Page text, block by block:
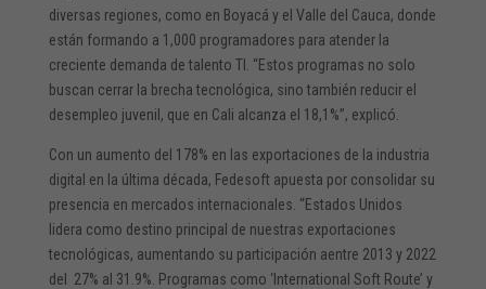
diversas regiones, como en Boyacá y el Valle del Cauca, donde
están formando a 1,000 programadores para atender la
creciente demanda de talento TI. “Estos programas no solo
buscan cerrar la brecha tecnológica, sino también reducir el
desempleo juvenil, que en Cali alcanza el 18,1%”, explicó.
Con un aumento del 178% en las exportaciones de la industria
digital en la última década, Fedesoft apuesta por consolidar su
presencia en mercados internacionales. “Estados Unidos
lidera como destino principal de nuestras exportaciones
tecnológicas, aumentando su participación aentre 2013 y 2022
del 27% al 31.9%. Programas como ‘International Soft Route’ y